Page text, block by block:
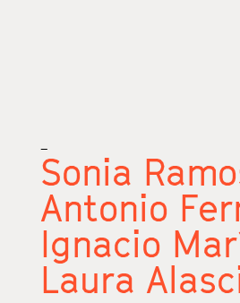
_
Sonia
Antonio
Ignacio
Laura